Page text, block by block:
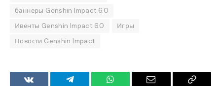
баннеры Genshin Impact 6.0
Ивенты Genshin Impact 6.0
Игры
Новости Genshin Impact